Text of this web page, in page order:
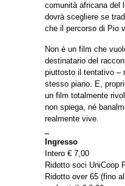
comunità africana del
dovrà scegliere se
che il percorso di Pio
Non è un film che
destinatario del
piuttosto il tentativo –
stesso piano. E,
un film totalmente
non spiega, né
realmente vive.
Ingresso
Intero € 7,00
Ridotto soci UniCoop
Ridotto over 65 (fino